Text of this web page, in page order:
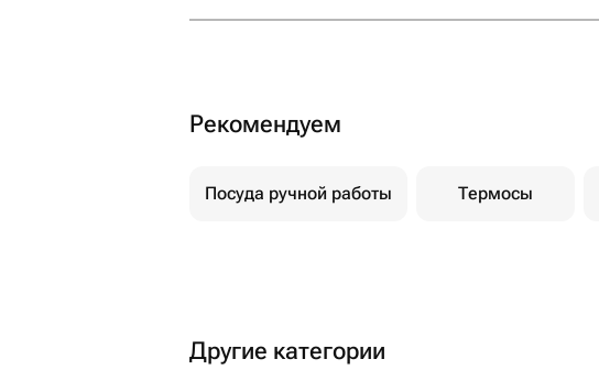
Рекомендуем
Посуда ручной работы Термосы
Другие категории